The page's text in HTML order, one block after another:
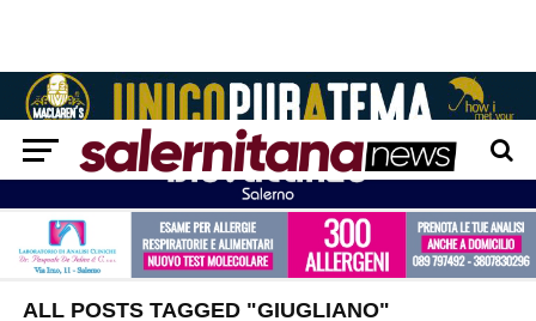
ALL POSTS TAGGED "GIUGLIANO"